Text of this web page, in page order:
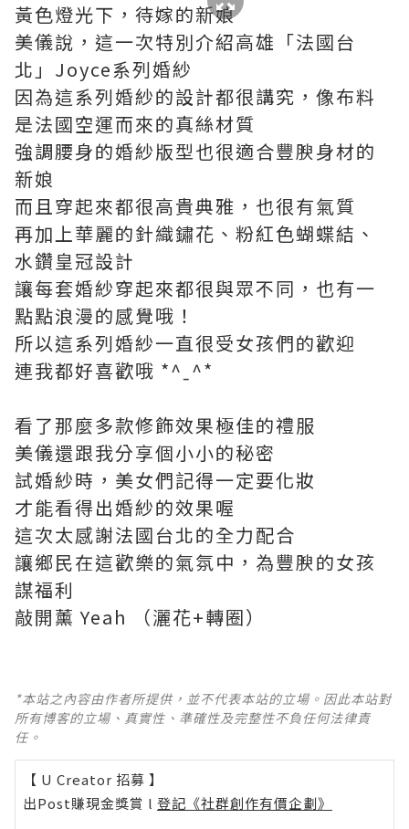
黃色燈光下，待嫁的新娘
美儀說，這一次特別介紹高雄「法國台
北」Joyce系列婚紗
因為這系列婚紗的設計都很講究，像布料
是法國空運而來的真絲材質
強調腰身的婚紗版型也很適合豐腴身材的
新娘
而且穿起來都很高貴典雅，也很有氣質
再加上華麗的針織鏽花、粉紅色蝴蝶結、
水鑽皇冠設計
讓每套婚紗穿起來都很與眾不同，也有一
點點浪漫的感覺哦！
所以這系列婚紗一直很受女孩們的歡迎
連我都好喜歡哦 *^ˍ^*
看了那麼多款修飾效果極佳的禮服
美儀還跟我分享個小小的秘密
試婚紗時，美女們記得一定要化妝
才能看得出婚紗的效果喔
這次太感謝法國台北的全力配合
讓鄉民在這歡樂的氣氛中，為豐腴的女孩
謀福利
敲開薰 Yeah （灑花+轉圈）
*本站之內容由作者所提供，並不代表本站的立場。因此本站對
所有博客的立場、真實性、準確性及完整性不負任何法律責
任。
【 U Creator 招募 】
出Post賺現金獎賞 l 登記《社群創作有價企劃》